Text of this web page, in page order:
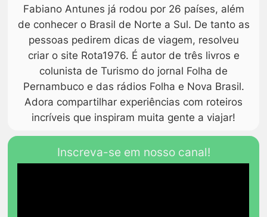
Fabiano Antunes já rodou por 26 países, além
de conhecer o Brasil de Norte a Sul. De tanto as
pessoas pedirem dicas de viagem, resolveu
criar o site Rota1976. É autor de três livros e
colunista de Turismo do jornal Folha de
Pernambuco e das rádios Folha e Nova Brasil.
Adora compartilhar experiências com roteiros
incríveis que inspiram muita gente a viajar!
Inscreva-se em nosso canal!